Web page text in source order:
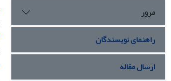
مرور
راهنمای نویسندگان
ارسال مقاله